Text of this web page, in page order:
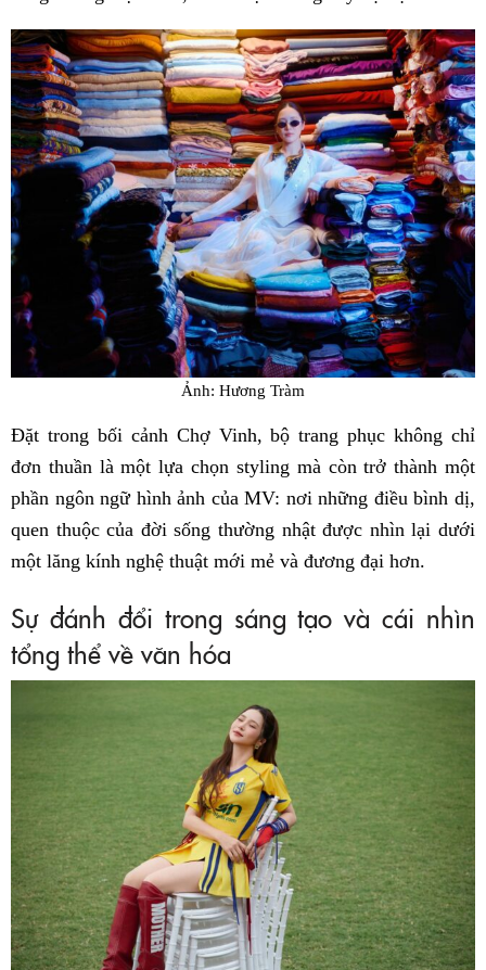
Ảnh: Hương Tràm
Đặt trong bối cảnh Chợ Vinh, bộ trang phục không chỉ
đơn thuần là một lựa chọn styling mà còn trở thành một
phần ngôn ngữ hình ảnh của MV: nơi những điều bình dị,
quen thuộc của đời sống thường nhật được nhìn lại dưới
một lăng kính nghệ thuật mới mẻ và đương đại hơn.
Sự đánh đổi trong sáng tạo và cái nhìn
tổng thể về văn hóa